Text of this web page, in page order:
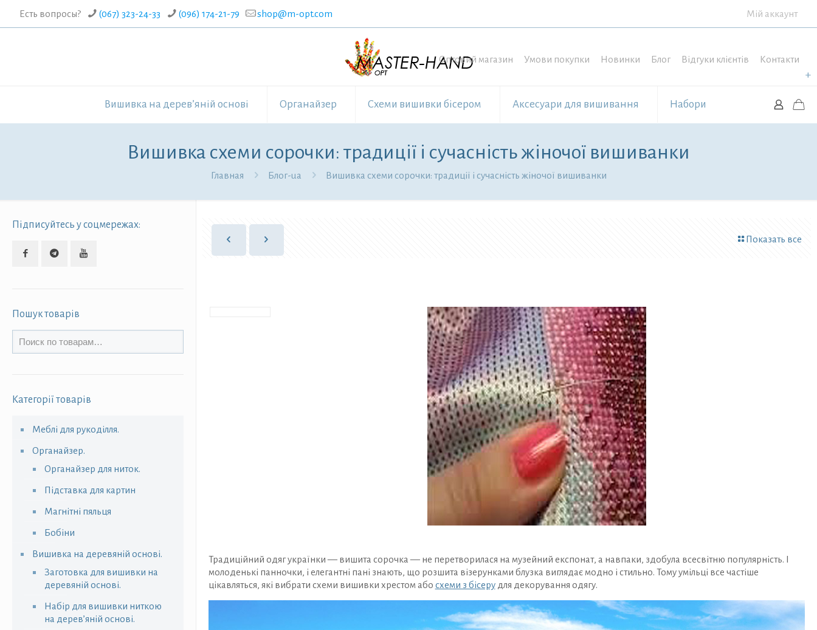
Есть вопросы? (067) 323-24-33 (096) 174-21-79 shop@m-opt.com Мій аккаунт
Вишивка на дерев’яній основі Органайзер Схеми вишивки бісером Аксесуари для вишивання Набори
Оптовий магазин Умови покупки Новинки Блог Відгуки клієнтів Контакти
Вишивка схеми сорочки: традиції і сучасність жіночої вишиванки
Главная Блог-ua Вишивка схеми сорочки: традиції і сучасність жіночої вишиванки
Показать все
Традиційний одяг українки — вишита сорочка — не перетворилася на музейний експонат, а навпаки, здобула всесвітню популярність. І
молоденькі панночки, і елегантні пані знають, що розшита візерунками блузка виглядає модно і стильно. Тому умільці все частіше
цікавляться, які вибрати схеми вишивки хрестом або схеми з бісерудля декорування одягу.
Підписуйтесь у соцмережах:
Пошук товарів
Категорії товарів
Меблі для рукоділля.
Органайзер.
Органайзер для ниток.
Підставка для картин
Магнітні пяльця
Бобіни
Вишивка на деревяній основі.
Заготовка для вишивки на
деревяній основі.
Набір для вишивки ниткою
на дерев’яній основі.